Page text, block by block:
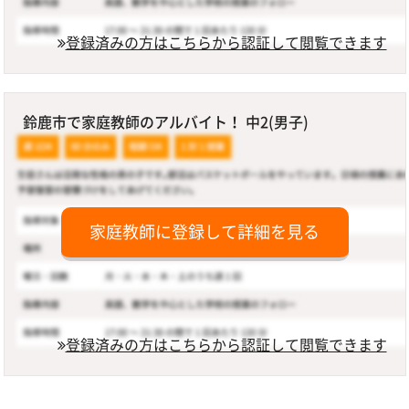
登録済みの方はこちらから認証して閲覧できます
鈴鹿市で家庭教師のアルバイト！ 中2(男子)
家庭教師に登録して詳細を見る
登録済みの方はこちらから認証して閲覧できます